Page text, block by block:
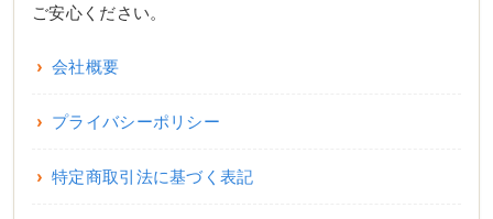
ご安心ください。
会社概要
プライバシーポリシー
特定商取引法に基づく表記